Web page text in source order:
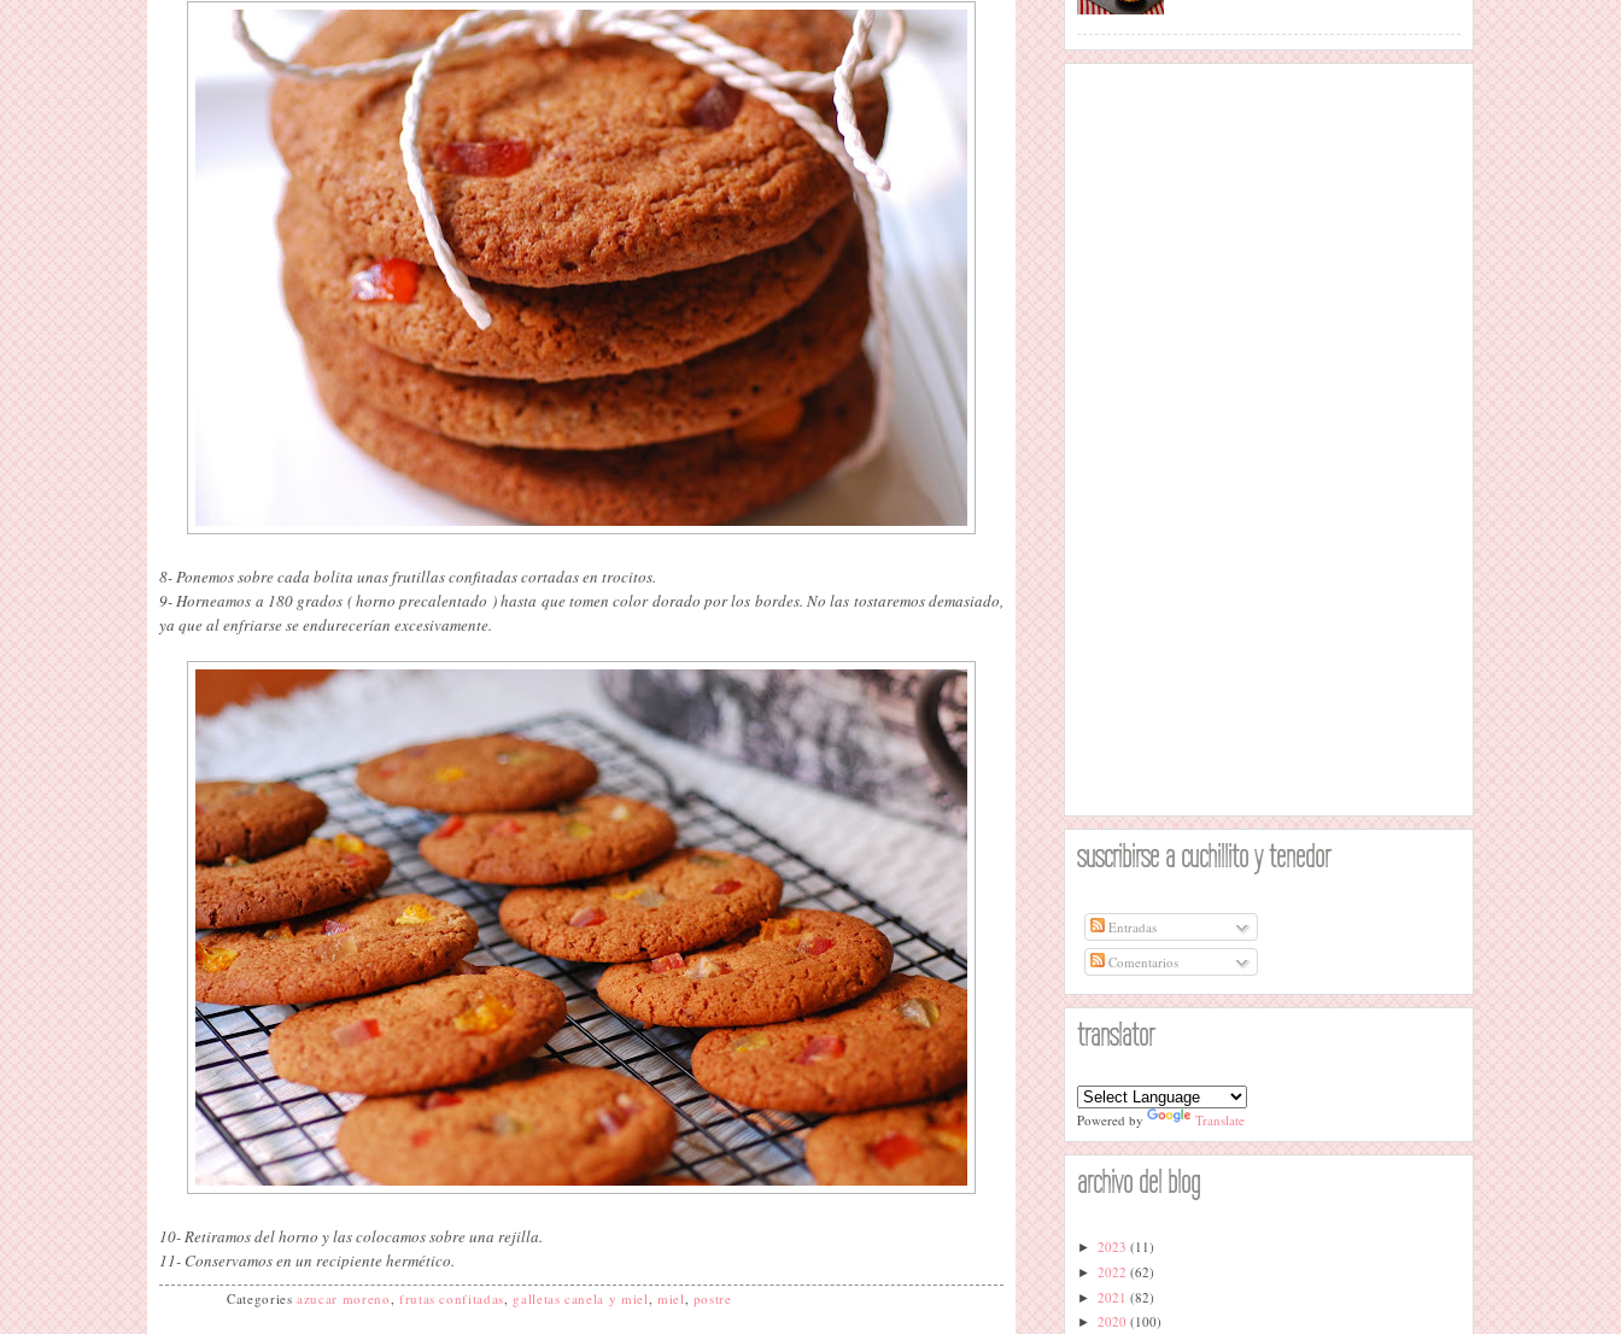
8- Ponemos sobre cada bolita unas frutillas confitadas cortadas en trocitos.
9- Horneamos a 180 grados ( horno precalentado ) hasta que tomen color dorado por los bordes. No las tostaremos demasiado,
ya que al enfriarse se endurecerían excesivamente.
10- Retiramos del horno y las colocamos sobre una rejilla.
11- Conservamos en un recipiente hermético.
Categoriesazucar moreno frutas confitadas galletas canela y miel miel postre
suscribirse a cuchillito y tenedor
Entradas
Comentarios
translator
Powered by Translate
archivo del blog
► 2023 (11)
► 2022 (62)
► 2021 (82)
► 2020 (100)